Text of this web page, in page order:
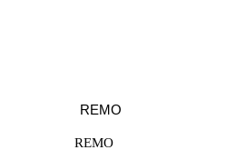
REMO